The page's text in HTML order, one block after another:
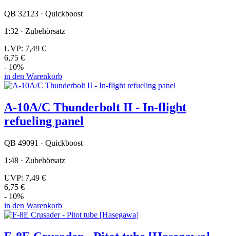
QB 32123 · Quickboost
1:32 · Zubehörsatz
UVP: 7,49 €
6,75 €
- 10%
in den Warenkorb
A-10A/C Thunderbolt II - In-flight
refueling panel
QB 49091 · Quickboost
1:48 · Zubehörsatz
UVP: 7,49 €
6,75 €
- 10%
in den Warenkorb